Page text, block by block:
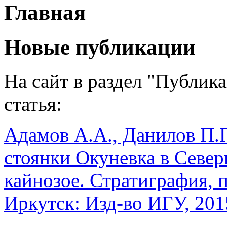
Главная
Новые публикации
На сайт в раздел
статья:
Адамов А.А., Данилов
стоянки Окуневка в
кайнозое. Стратиграфия,
Иркутск: Изд-во ИГУ,